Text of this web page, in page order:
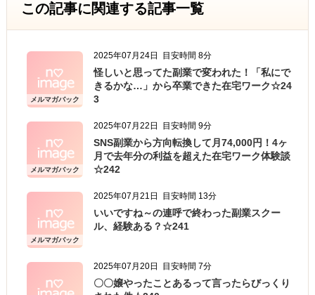
電子メールアドレス、職業、勤務先等、特定の個
人を識別し得る情報をいいます。
個人情報の収集・利用
当方は、以下の目的のため、その範囲内において
のみ、個人情報を収集・利用いたします。当方に
提供によるものであり、お客様が個人情報を提供
された場合は、当方が本方針に則って個人情報を
利用することをお客様が許諾したものとします。
・ご注文された当方の商品をお届けするうえで必
要な業務
・新商品の案内などお客様に有益かつ必要と思わ
れる情報の提供
・業務遂行上で必要となる当方からの問い合わ
この記事に関連する記事一覧
メルマガバック
ナンバー
2025年07月24日 目安時間 8分
怪しいと思ってた副業で変われた！「私にで
きるかな…」から卒業できた在宅ワーク☆24
3
メルマガバック
ナンバー
2025年07月22日 目安時間 9分
SNS副業から方向転換して月74,000円！4ヶ
月で去年分の利益を超えた在宅ワーク体験談
☆242
メルマガバック
ナンバー
2025年07月21日 目安時間 13分
いいですね～の連呼で終わった副業スクー
ル、経験ある？☆241
2025年07月20日 目安時間 7分
〇〇嬢やったことあるって言ったらびっくり